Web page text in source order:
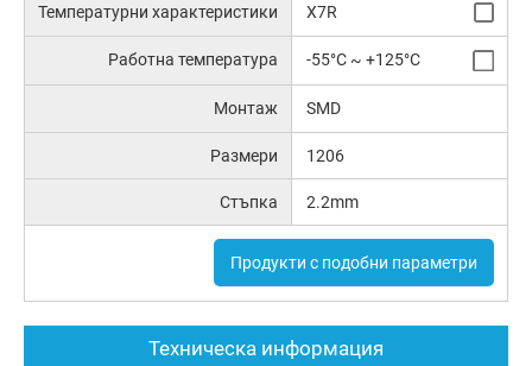
Температурни характеристики X7R
Работна температура -55°C ~ +125°C
Монтаж SMD
Размери 1206
Стъпка 2.2mm
Продукти с подобни параметри
Техническа информация